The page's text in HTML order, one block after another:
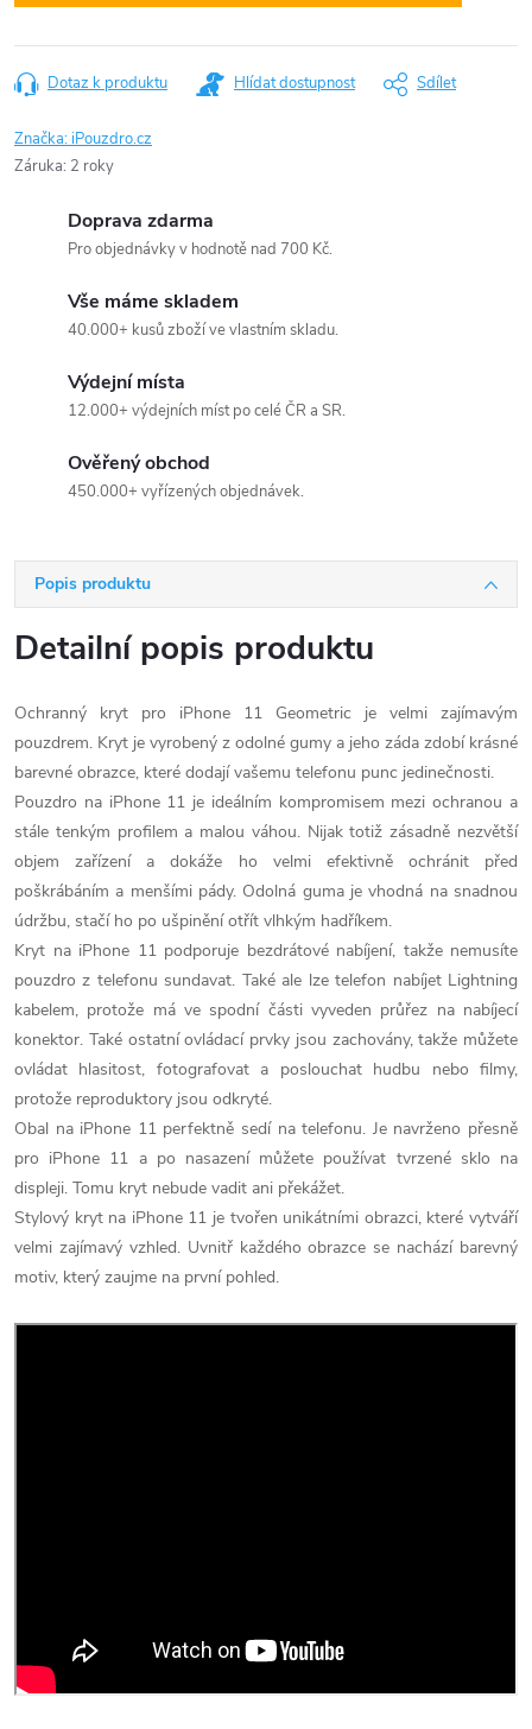
Dotaz k produktu Hlídat dostupnost Sdílet
Značka:iPouzdro.cz
Záruka: 2 roky
Doprava zdarma
Pro objednávky v hodnotě nad 700 Kč.
Vše máme skladem
40.000+ kusů zboží ve vlastním skladu.
Výdejní místa
12.000+ výdejních míst po celé ČR a SR.
Ověřený obchod
450.000+ vyřízených objednávek.
Popis produktu
Detailní popis produktu
Ochranný kryt pro iPhone 11 Geometric je velmi zajímavým
pouzdrem. Kryt je vyrobený z odolné gumy a jeho záda zdobí krásné
barevné obrazce, které dodají vašemu telefonu punc jedinečnosti.
Pouzdro na iPhone 11 je ideálním kompromisem mezi ochranou a
stále tenkým profilem a malou váhou. Nijak totiž zásadně nezvětší
objem zařízení a dokáže ho velmi efektivně ochránit před
poškrábáním a menšími pády. Odolná guma je vhodná na snadnou
údržbu, stačí ho po ušpinění otřít vlhkým hadříkem.
Kryt na iPhone 11 podporuje bezdrátové nabíjení, takže nemusíte
pouzdro z telefonu sundavat. Také ale lze telefon nabíjet Lightning
kabelem, protože má ve spodní části vyveden průřez na nabíjecí
konektor. Také ostatní ovládací prvky jsou zachovány, takže můžete
ovládat hlasitost, fotografovat a poslouchat hudbu nebo filmy,
protože reproduktory jsou odkryté.
Obal na iPhone 11 perfektně sedí na telefonu. Je navrženo přesně
pro iPhone 11 a po nasazení můžete používat tvrzené sklo na
displeji. Tomu kryt nebude vadit ani překážet.
Stylový kryt na iPhone 11 je tvořen unikátními obrazci, které vytváří
velmi zajímavý vzhled. Uvnitř každého obrazce se nachází barevný
motiv, který zaujme na první pohled.